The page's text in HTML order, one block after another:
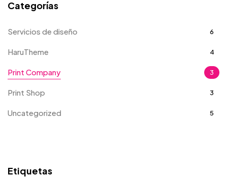
Categorías
Servicios de diseño 6
HaruTheme 4
Print Company 3
Print Shop 3
Uncategorized 5
Etiquetas